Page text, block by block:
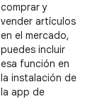
comprar y
vender artículos
en el mercado,
puedes incluir
esa función en
la instalación de
la app de